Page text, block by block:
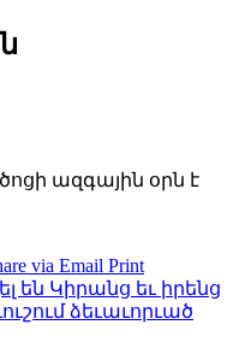
ազգային օրն է
via Email Print
են Կիրանց եւ իրենց
ձեւաւորւած